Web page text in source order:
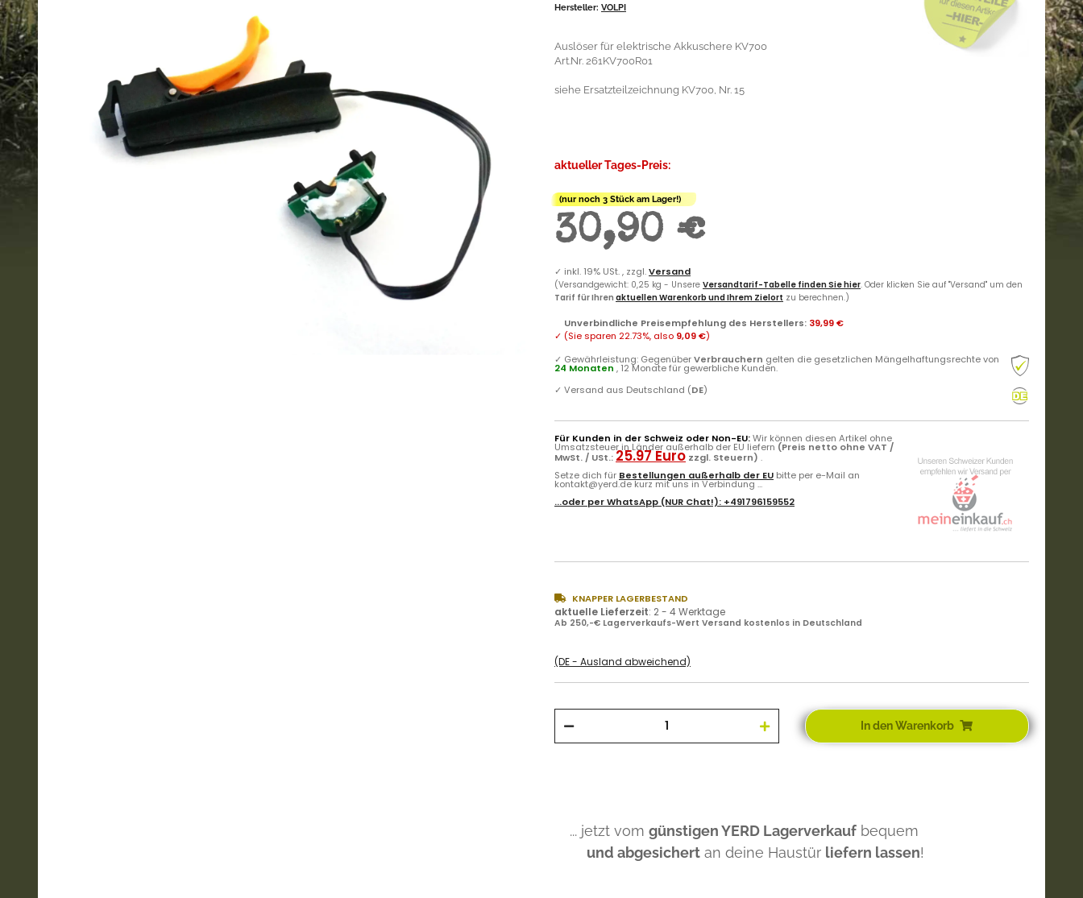
Hersteller: VOLPI
Auslöser für elektrische Akkuschere KV700
Art.Nr. 261KV700R01
siehe Ersatzteilzeichnung KV700, Nr. 15
aktueller Tages-Preis:
(nur noch 3 Stück am Lager!)
30,90 €
✓ inkl. 19% USt. , zzgl.Versand
(Versandgewicht: 0,25 kg - Unsere Versandtarif-Tabelle finden Sie hier. Oder klicken Sie auf "Versand" um den
Tarif für Ihren aktuellen Warenkorb und Ihrem Zielort zu berechnen.)
Unverbindliche Preisempfehlung des Herstellers: 39,99 €
✓ (Sie sparen 22.73%, also 9,09 €)
✓ Gewährleistung: GegenüberVerbrauchern gelten die gesetzlichen Mängelhaftungsrechte von
24 Monaten , 12 Monate für gewerbliche Kunden.
✓ Versand aus Deutschland (DE)
Für Kunden in der Schweiz oder Non-EU:Wir können diesen Artikel ohne
Umsatzsteuer in Länder außerhalb der EU liefern (Preis netto ohne VAT /
MwSt. / USt.: 25.97 Euro zzgl. Steuern) .
Setze dich für Bestellungen außerhalb der EU bitte per e-Mail an
kontakt@yerd.de kurz mit uns in Verbindung ...
...oder perWhatsApp (NUR Chat!): +491796159552
KNAPPER LAGERBESTAND
aktuelle Lieferzeit: 2 - 4 Werktage
Ab 250,-€ Lagerverkaufs-Wert Versand kostenlos in Deutschland
(DE - Ausland abweichend)
In den Warenkorb
... jetzt vom günstigen YERD Lagerverkauf bequem
und abgesichert an deine Haustür liefern lassen!